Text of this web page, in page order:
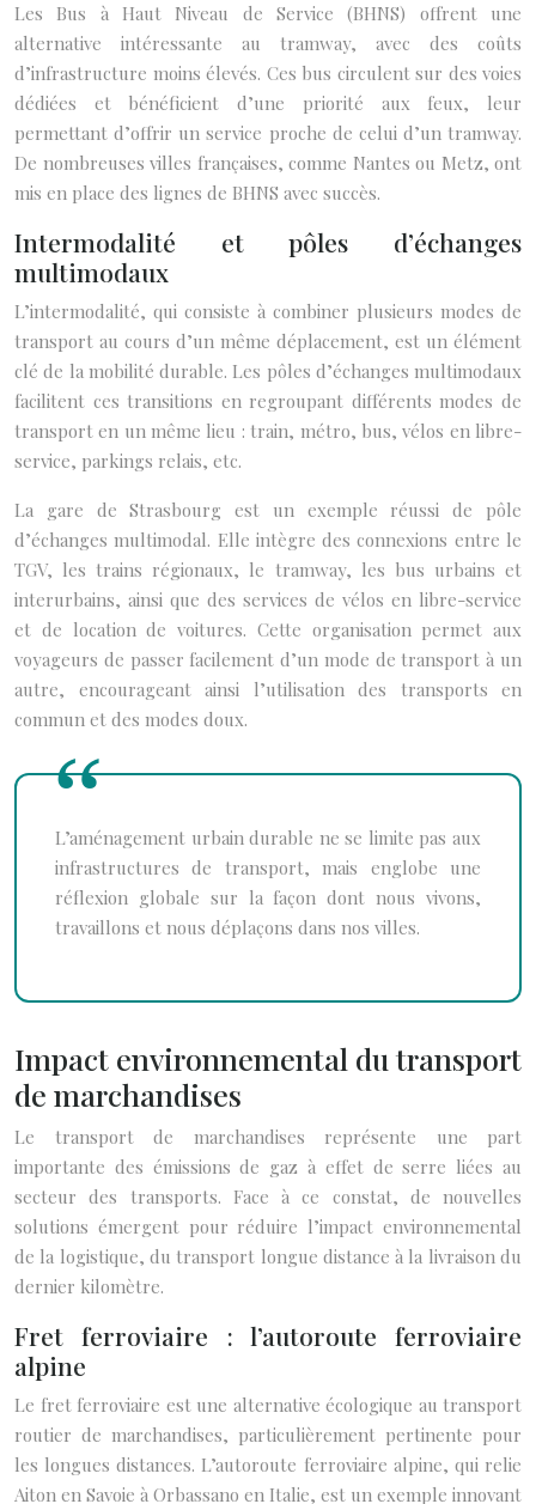
Les Bus à Haut Niveau de Service (BHNS) offrent une
alternative intéressante au tramway, avec des coûts
d’infrastructure moins élevés. Ces bus circulent sur des voies
dédiées et bénéficient d’une priorité aux feux, leur
permettant d’offrir un service proche de celui d’un tramway.
De nombreuses villes françaises, comme Nantes ou Metz, ont
mis en place des lignes de BHNS avec succès.
Intermodalité et pôles d’échanges
multimodaux
L’intermodalité, qui consiste à combiner plusieurs modes de
transport au cours d’un même déplacement, est un élément
clé de la mobilité durable. Les pôles d’échanges multimodaux
facilitent ces transitions en regroupant différents modes de
transport en un même lieu : train, métro, bus, vélos en libre-
service, parkings relais, etc.
La gare de Strasbourg est un exemple réussi de pôle
d’échanges multimodal. Elle intègre des connexions entre le
TGV, les trains régionaux, le tramway, les bus urbains et
interurbains, ainsi que des services de vélos en libre-service
et de location de voitures. Cette organisation permet aux
voyageurs de passer facilement d’un mode de transport à un
autre, encourageant ainsi l’utilisation des transports en
commun et des modes doux.
L’aménagement urbain durable ne se limite pas aux
infrastructures de transport, mais englobe une
réflexion globale sur la façon dont nous vivons,
travaillons et nous déplaçons dans nos villes.
Impact environnemental du transport
de marchandises
Le transport de marchandises représente une part
importante des émissions de gaz à effet de serre liées au
secteur des transports. Face à ce constat, de nouvelles
solutions émergent pour réduire l’impact environnemental
de la logistique, du transport longue distance à la livraison du
dernier kilomètre.
Fret ferroviaire : l’autoroute ferroviaire
alpine
Le fret ferroviaire est une alternative écologique au transport
routier de marchandises, particulièrement pertinente pour
les longues distances. L’autoroute ferroviaire alpine, qui relie
Aiton en Savoie à Orbassano en Italie, est un exemple innovant